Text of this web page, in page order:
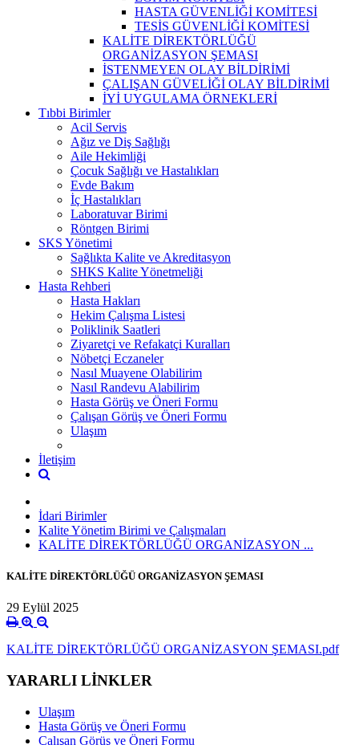
HASTA GÜVENLİĞİ KOMİTESİ
TESİS GÜVENLİĞİ KOMİTESİ
KALİTE DİREKTÖRLÜĞÜ
ORGANİZASYON ŞEMASI
İSTENMEYEN OLAY BİLDİRİMİ
ÇALIŞAN GÜVELİĞİ OLAY BİLDİRİMİ
İYİ UYGULAMA ÖRNEKLERİ
Tıbbi Birimler
Acil Servis
Ağız ve Diş Sağlığı
Aile Hekimliği
Çocuk Sağlığı ve Hastalıkları
Evde Bakım
İç Hastalıkları
Laboratuvar Birimi
Röntgen Birimi
SKS Yönetimi
Sağlıkta Kalite ve Akreditasyon
SHKS Kalite Yönetmeliği
Hasta Rehberi
Hasta Hakları
Hekim Çalışma Listesi
Poliklinik Saatleri
Ziyaretçi ve Refakatçi Kuralları
Nöbetçi Eczaneler
Nasıl Muayene Olabilirim
Nasıl Randevu Alabilirim
Hasta Görüş ve Öneri Formu
Çalışan Görüş ve Öneri Formu
Ulaşım
İletişim
İdari Birimler
Kalite Yönetim Birimi ve Çalışmaları
KALİTE DİREKTÖRLÜĞÜ ORGANİZASYON ...
KALİTE DİREKTÖRLÜĞÜ ORGANİZASYON ŞEMASI
29 Eylül 2025
KALİTE DİREKTÖRLÜĞÜ ORGANİZASYON ŞEMASI.pdf
YARARLI LİNKLER
Ulaşım
Hasta Görüş ve Öneri Formu
Çalışan Görüş ve Öneri Formu